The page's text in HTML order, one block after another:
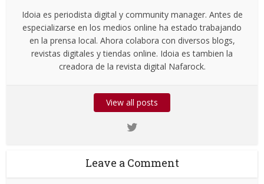
Idoia es periodista digital y community manager. Antes de
especializarse en los medios online ha estado trabajando
en la prensa local. Ahora colabora con diversos blogs,
revistas digitales y tiendas online. Idoia es tambien la
creadora de la revista digital Nafarock.
View all posts
Leave a Comment